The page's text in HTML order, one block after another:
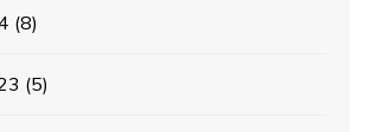
(8)
(5)